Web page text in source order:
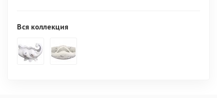
Вся коллекция